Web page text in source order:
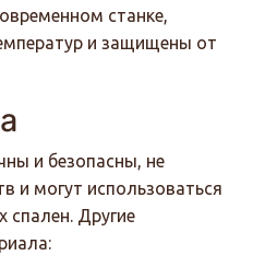
станке,
и защищены от
и безопасны, не
и могут использоваться
спален. Другие